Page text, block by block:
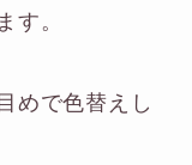
す。
めで色替えし